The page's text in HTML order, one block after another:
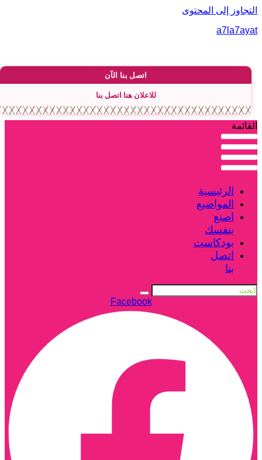
إلى المحتوى
اتصل بنا الآن
للاعلان هنا اتصل بنا
الرئيسية
المواضيع
اصنع
بنفسك
بودكاست
اتصل
بنا
Facebook